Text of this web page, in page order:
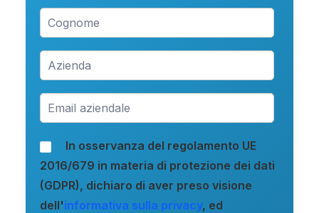
In osservanza del regolamento UE
2016/679 in materia di protezione dei dati
(GDPR), dichiaro di aver preso visione
dell'informativa sulla privacy, ed